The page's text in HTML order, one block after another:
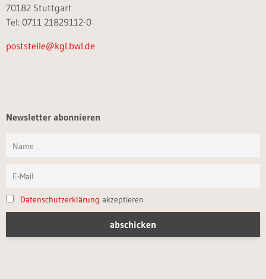
70182 Stuttgart
Tel: 0711 21829112-0
poststelle@kgl.bwl.de
Newsletter abonnieren
Datenschutzerklärung akzeptieren